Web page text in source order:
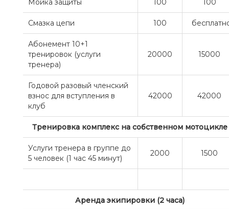
Мойка защиты 100 100
Смазка цепи 100
Абонемент 10+1
тренировок (услуги
тренера)
20000 15000
Годовой разовый членский
взнос для вступления в
клуб
42000 42000
Тренировка комплекс на собственном мотоцикле
Услуги тренера в группе до
5 человек (1 час 45 минут)
2000 1500
Аренда экипировки (2 часа)